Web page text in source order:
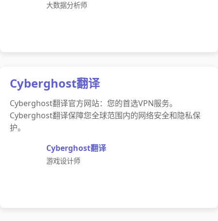
大数据分析师
Cyberghost翻译
Cyberghost翻译官方网站：您的首选VPN服务。
Cyberghost翻译保障您全球范围内的网络安全和隐私保
护。
Cyberghost翻译
游戏设计师